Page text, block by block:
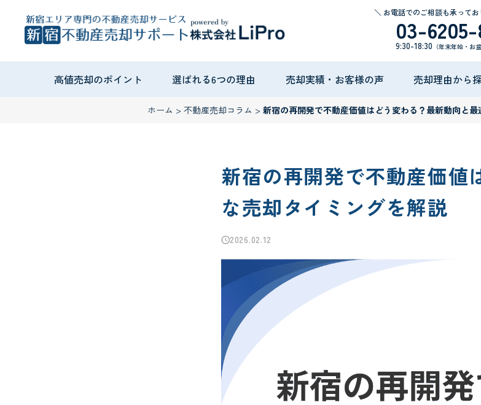
＼ お電話でのご相談も承って
03-
9:30-18:30 （年末年始・お
高値売却のポイント 選ばれる6つの理由 売却実績・お客様の声 売却理由から
ホーム > 不動産売却コラム > 新宿の再開発で不動産価値はどう変わる？最新動向と
新宿の再開発で不動産価値
な売却タイミングを解説
2026.02.12